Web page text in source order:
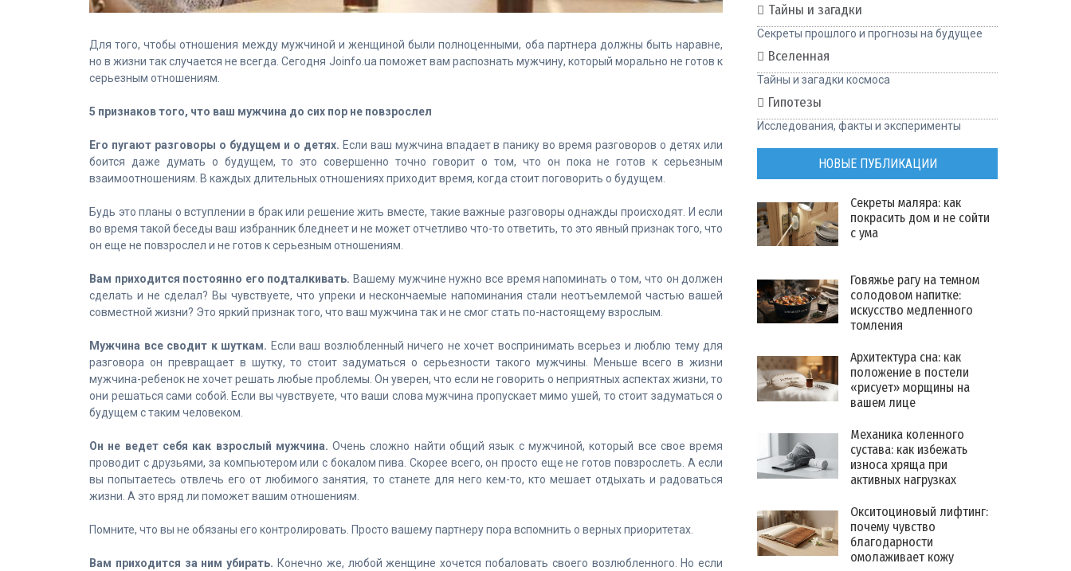
Для того, чтобы отношения между мужчиной и женщиной были полноценными, оба партнера должны быть наравне,
но в жизни так случается не всегда. Сегодня Joinfo.ua поможет вам распознать мужчину, который морально не готов к
серьезным отношениям.
5 признаков того, что ваш мужчина до сих пор не повзрослел
Его пугают разговоры о будущем и о детях. Если ваш мужчина впадает в панику во время разговоров о детях или
боится даже думать о будущем, то это совершенно точно говорит о том, что он пока не готов к серьезным
взаимоотношениям. В каждых длительных отношениях приходит время, когда стоит поговорить о будущем.
Будь это планы о вступлении в брак или решение жить вместе, такие важные разговоры однажды происходят. И если
во время такой беседы ваш избранник бледнеет и не может отчетливо что-то ответить, то это явный признак того, что
он еще не повзрослел и не готов к серьезным отношениям.
Вам приходится постоянно его подталкивать. Вашему мужчине нужно все время напоминать о том, что он должен
сделать и не сделал? Вы чувствуете, что упреки и нескончаемые напоминания стали неотъемлемой частью вашей
совместной жизни? Это яркий признак того, что ваш мужчина так и не смог стать по-настоящему взрослым.
Мужчина все сводит к шуткам. Если ваш возлюбленный ничего не хочет воспринимать всерьез и люблю тему для
разговора он превращает в шутку, то стоит задуматься о серьезности такого мужчины. Меньше всего в жизни
мужчина-ребенок не хочет решать любые проблемы. Он уверен, что если не говорить о неприятных аспектах жизни, то
они решаться сами собой. Если вы чувствуете, что ваши слова мужчина пропускает мимо ушей, то стоит задуматься о
будущем с таким человеком.
Он не ведет себя как взрослый мужчина. Очень сложно найти общий язык с мужчиной, который все свое время
проводит с друзьями, за компьютером или с бокалом пива. Скорее всего, он просто еще не готов повзрослеть. А если
вы попытаетесь отвлечь его от любимого занятия, то станете для него кем-то, кто мешает отдыхать и радоваться
жизни. А это вряд ли поможет вашим отношениям.
Помните, что вы не обязаны его контролировать. Просто вашему партнеру пора вспомнить о верных приоритетах.
Вам приходится за ним убирать. Конечно же, любой женщине хочется побаловать своего возлюбленного. Но если
Тайны и загадки
Секреты прошлого и прогнозы на будущее
Вселенная
Тайны и загадки космоса
Гипотезы
Исследования, факты и эксперименты
НОВЫЕ ПУБЛИКАЦИИ
Секреты маляра: как
покрасить дом и не сойти
с ума
Говяжье рагу на темном
солодовом напитке:
искусство медленного
томления
Архитектура сна: как
положение в постели
«рисует» морщины на
вашем лице
Механика коленного
сустава: как избежать
износа хряща при
активных нагрузках
Окситоциновый лифтинг:
почему чувство
благодарности
омолаживает кожу